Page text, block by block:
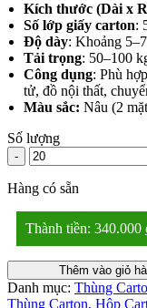
Kích thước (Dài x
Số lớp giấy carton:
Độ dày: Khoảng
Tải trọng: 50–100
Công dụng: Phù
tử, đồ nội thất,
Màu sắc: Nâu (2
Số lượng
-
Hàng có sẵn
Thành tiền: 340.000
Thêm vào giỏ
Danh mục: Thùng
Thùng Carton, Hộp